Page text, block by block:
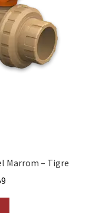
Marrom – Tigre